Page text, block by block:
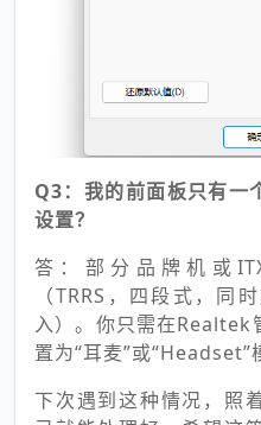
Q3：我的前面板只有一
设置？
答：部分品牌机或
（TRRS，四段式，同
入）。你只需在Realtek
置为“耳麦”或“Headset”
下次遇到这种情况，照